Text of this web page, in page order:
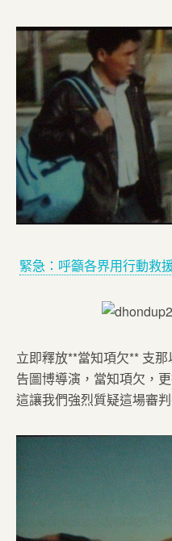
緊急：呼籲各界用行動救
立即釋放**當知項欠** 支
告圖博導演，當知項欠，
這讓我們強烈質疑這場審